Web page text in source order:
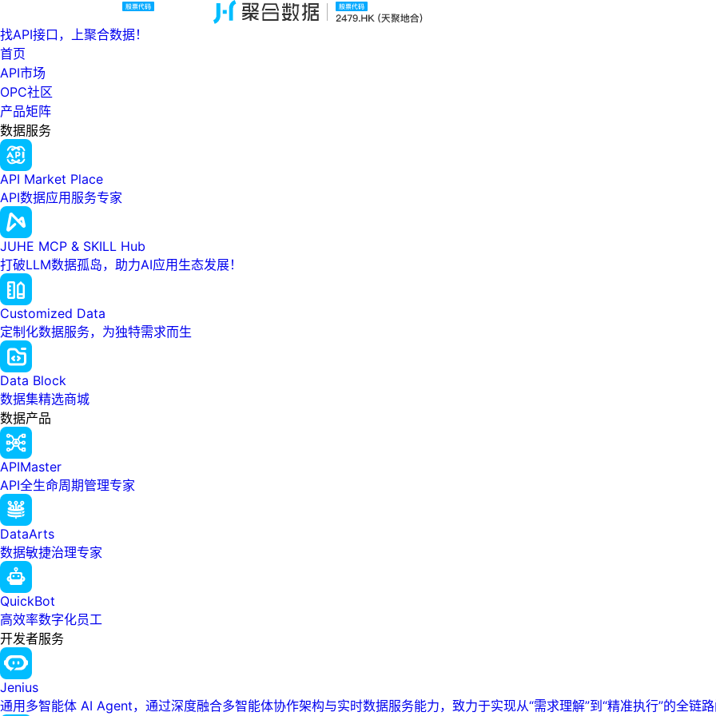
找API接口，上聚合数据！
首页
API市场
OPC社区
产品矩阵
数据服务
API Market Place
API数据应用服务专家
JUHE MCP & SKILL Hub
打破LLM数据孤岛，助力AI应用生态发展！
Customized Data
定制化数据服务，为独特需求而生
Data Block
数据集精选商城
数据产品
APIMaster
API全生命周期管理专家
DataArts
数据敏捷治理专家
QuickBot
高效率数字化员工
开发者服务
Jenius
通用多智能体 AI Agent，通过深度融合多智能体协作架构与实时数据服务能力，致力于实现从“需求理解”到“精准执行”的全链